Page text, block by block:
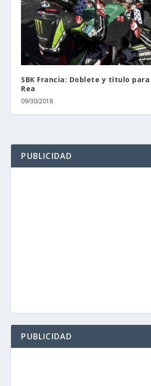
SBK Francia: Doblete y título
Rea
09/30/2018
PUBLICIDAD
PUBLICIDAD